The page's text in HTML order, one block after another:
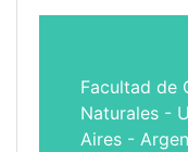
Facultad de
Naturales -
Aires -